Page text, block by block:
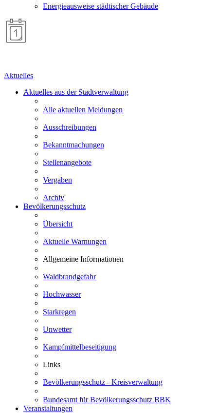
Energieausweise städtischer Gebäude
Aktuelles
Aktuelles aus der Stadtverwaltung
Alle aktuellen Meldungen
Ausschreibungen
Bekanntmachungen
Stellenangebote
Vergaben
Archiv
Bevölkerungsschutz
Übersicht
Aktuelle Warnungen
Allgemeine Informationen
Waldbrandgefahr
Hochwasser
Starkregen
Unwetter
Kampfmittelbeseitigung
Links
Bevölkerungsschutz - Kreisverwaltung
Bundesamt für Bevölkerungsschutz BBK
Veranstaltungen